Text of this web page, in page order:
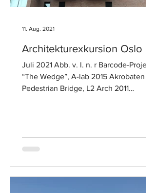
Architekturexkursion Oslo
Juli 2021 Abb. v. l. n. r Barcode-Project
“The Wedge”, A-lab 2015 Akrobaten
Pedestrian Bridge, L2 Arch 2011
11. Aug. 2021